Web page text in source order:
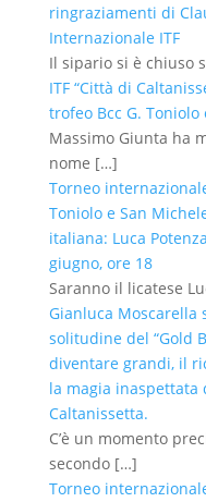
ringraziamenti di
Internazionale ITF
Il sipario si è chiuso
ITF “Città di
trofeo Bcc G.
Massimo Giunta ha
nome […]
Torneo
Toniolo e San
italiana: Luca
giugno, ore 18
Saranno il licatese
Gianluca Moscarella
solitudine del “Gold
diventare grandi, il
la magia inaspettata
Caltanissetta.
C’è un momento
secondo […]
Torneo